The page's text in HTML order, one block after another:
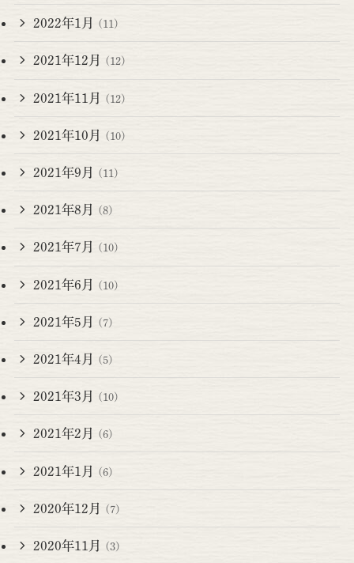
2022年1月 (11)
2021年12月 (12)
2021年11月 (12)
2021年10月 (10)
2021年9月 (11)
2021年8月 (8)
2021年7月 (10)
2021年6月 (10)
2021年5月 (7)
2021年4月 (5)
2021年3月 (10)
2021年2月 (6)
2021年1月 (6)
2020年12月 (7)
2020年11月 (3)